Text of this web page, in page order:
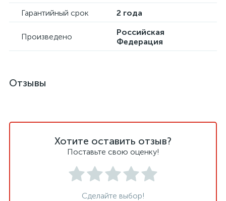
Гарантийный срок
2 года
Произведено
Российская
Федерация
Отзывы
Хотите оставить отзыв?
Поставьте свою оценку!
Сделайте выбор!